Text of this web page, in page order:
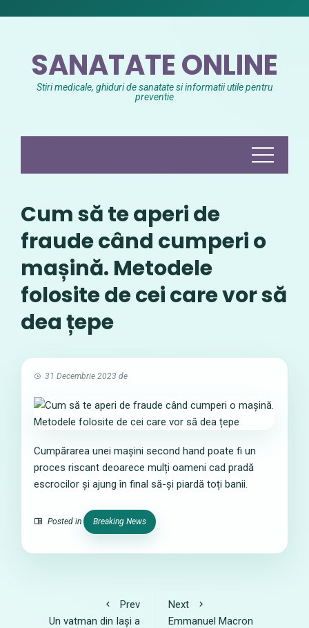
SANATATE ONLINE
Stiri medicale, ghiduri de sanatate si informatii utile pentru
preventie
Cum să te aperi de
fraude când cumperi o
mașină. Metodele
folosite de cei care vor să
dea țepe
31 Decembrie 2023 de
Cumpărarea unei mașini second hand poate fi un
proces riscant deoarece mulți oameni cad pradă
escrocilor și ajung în final să-și piardă toți banii.
Posted in Breaking News
Prev
Un vatman din Iași a
Next
Emmanuel Macron